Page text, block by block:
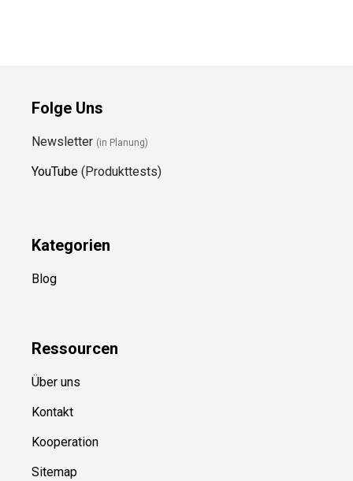
Folge Uns
Newsletter (in Planung)
YouTube (Produkttests)
Kategorien
Blog
Ressourcen
Über uns
Kontakt
Kooperation
Sitemap